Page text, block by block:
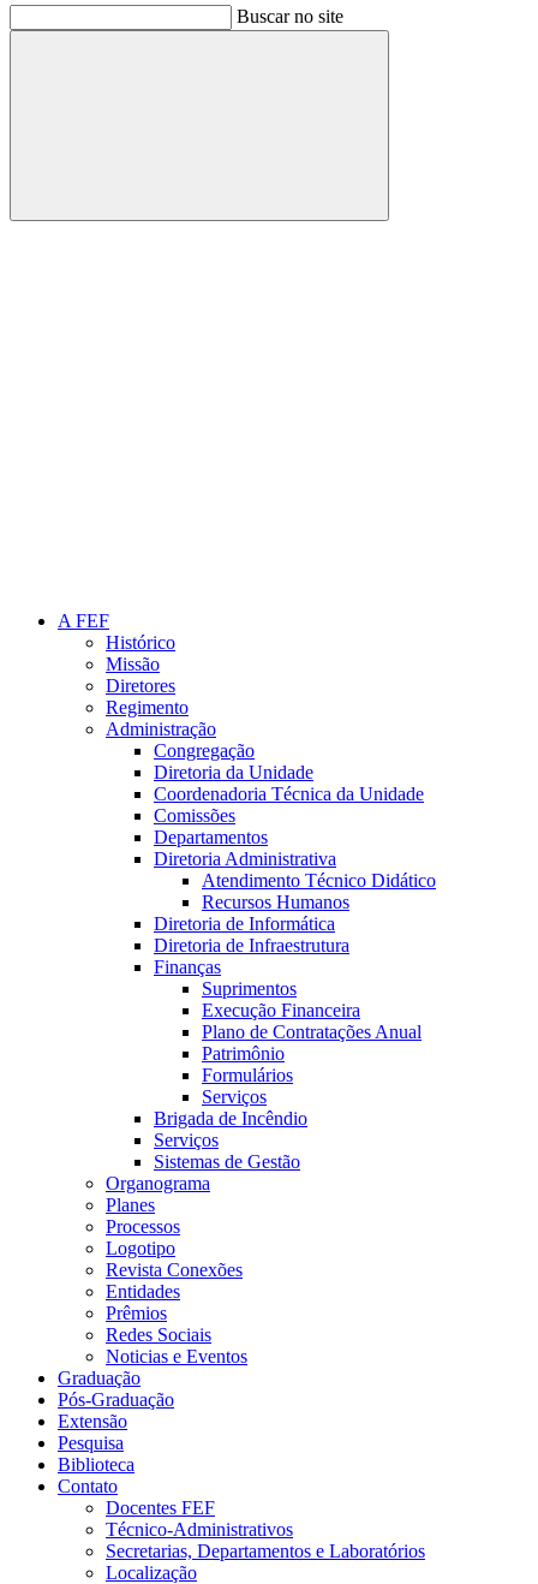
Buscar no site
Buscar
A FEF
Histórico
Missão
Diretores
Regimento
Administração
Congregação
Diretoria da Unidade
Coordenadoria Técnica da Unidade
Comissões
Departamentos
Diretoria Administrativa
Atendimento Técnico Didático
Recursos Humanos
Diretoria de Informática
Diretoria de Infraestrutura
Finanças
Suprimentos
Execução Financeira
Plano de Contratações Anual
Patrimônio
Formulários
Serviços
Brigada de Incêndio
Serviços
Sistemas de Gestão
Organograma
Planes
Processos
Logotipo
Revista Conexões
Entidades
Prêmios
Redes Sociais
Noticias e Eventos
Graduação
Pós-Graduação
Extensão
Pesquisa
Biblioteca
Contato
Docentes FEF
Técnico-Administrativos
Secretarias, Departamentos e Laboratórios
Localização